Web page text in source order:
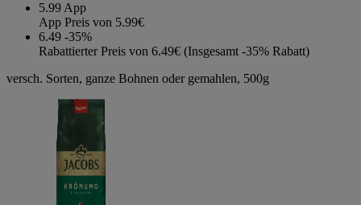
5.99 App
App Preis von 5.99€
6.49 -35%
Rabattierter Preis von 6.49€ (Insgesamt -35% Rabatt)
versch. Sorten, ganze Bohnen oder gemahlen, 500g